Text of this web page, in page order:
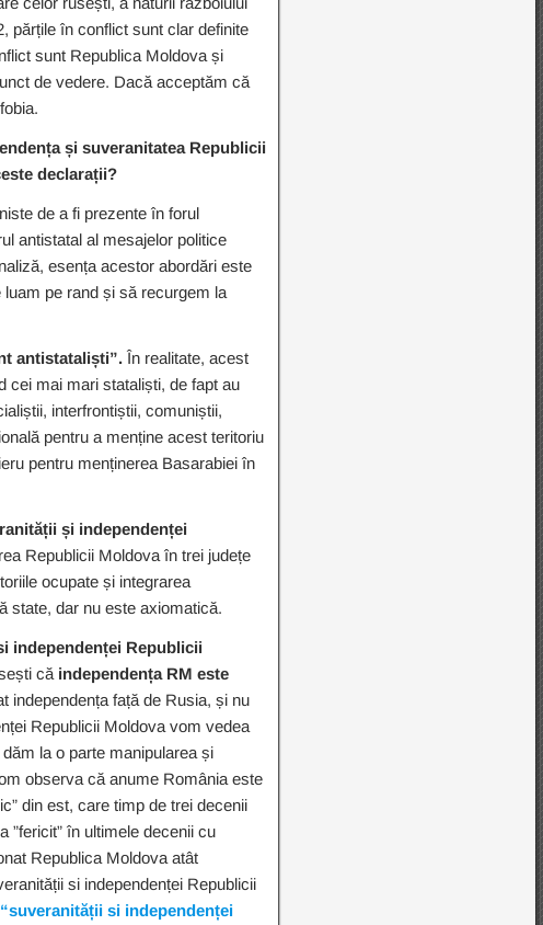
părțile în conflict sunt clar definite
sunt Republica Moldova și
de vedere. Dacă acceptăm că
și suveranitatea Republicii
declarații?
de a fi prezente în forul
antistatal al mesajelor politice
esența acestor abordări este
pe rand și să recurgem la
antistataliști”.În realitate, acest
cei mai mari stataliști, de fapt au
interfrontiștii, comuniștii,
pentru a menține acest teritoriu
pentru menținerea Basarabiei în
și independenței
Republicii Moldova în trei județe
ocupate și integrarea
state, dar nu este axiomatică.
independenței Republicii
că independența RM este
independența față de Rusia, și nu
Republicii Moldova vom vedea
la o parte manipularea și
observa că anume România este
din est, care timp de trei decenii
”fericit” în ultimele decenii cu
Republica Moldova atât
si independenței Republicii
si independenței